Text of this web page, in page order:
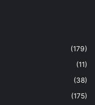
(179)
(11)
(38)
(175)